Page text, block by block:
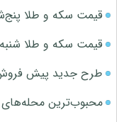
قیمت سکه و طلا پنج‌شنبه 15
قیمت سکه و طلا شنبه 17 مرداد 1405
طرح جدید پیش فروش
محبوب‌ترین محله‌های